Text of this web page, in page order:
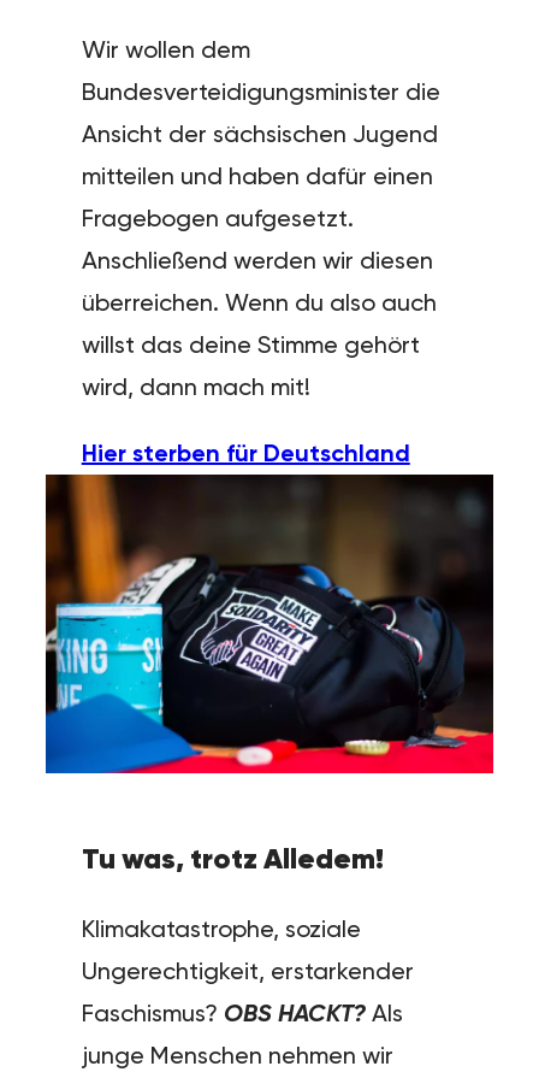
Wir wollen dem
Bundesverteidigungsminister die
Ansicht der sächsischen Jugend
mitteilen und haben dafür einen
Fragebogen aufgesetzt.
Anschließend werden wir diesen
überreichen. Wenn du also auch
willst das deine Stimme gehört
wird, dann mach mit!
Hier sterben für Deutschland
Tu was, trotz Alledem!
Klimakatastrophe, soziale
Ungerechtigkeit, erstarkender
Faschismus? OBS HACKT? Als
junge Menschen nehmen wir